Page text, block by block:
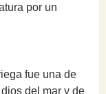
por un
fue una de
del mar y de